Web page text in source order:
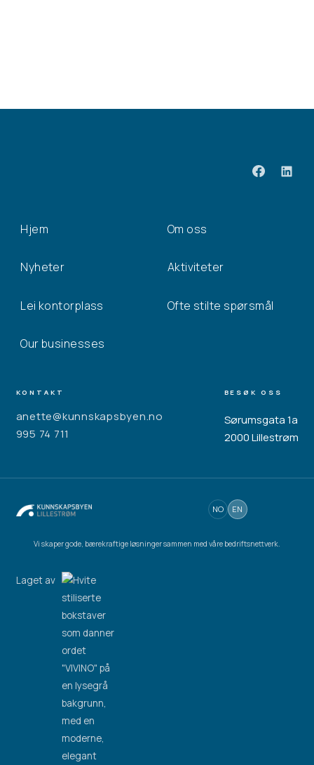
Hjem Om oss
Nyheter Aktiviteter
Lei kontorplass Ofte stilte spørsmål
Our businesses
KONTAKT
anette@kunnskapsbyen.no
995 74 711
BESØK OSS
Sørumsgata 1a
2000 Lillestrøm
Vi skaper gode, bærekraftige løsninger sammen med våre bedriftsnettverk.
NO EN
Laget av